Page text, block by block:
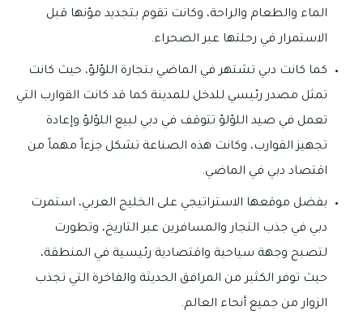
الماء والطعام والراحة، وكانت تقوم بتجديد مؤنها قبل
الاستمرار في رحلتها عبر الصحراء.
كما كانت دبي تشتهر في الماضي بتجارة اللؤلؤ، حيث كانت
تمثل مصدر رئيسي للدخل للمدينة كما قد كانت القوارب التي
تعمل في صيد اللؤلؤ تتوقف في دبي لبيع اللؤلؤ وإعادة
تجهيز القوارب، وكانت هذه الصناعة تشكل جزءاً مهماً من
اقتصاد دبي في الماضي.
بفضل موقعها الاستراتيجي على الخليج العربي، استمرت
دبي في جذب التجار والمسافرين عبر التاريخ، وتطورت
لتصبح وجهة سياحية واقتصادية رئيسية في المنطقة،
حيث توفر الكثير من المرافق الحديثة والفاخرة التي تجذب
الزوار من جميع أنحاء العالم.